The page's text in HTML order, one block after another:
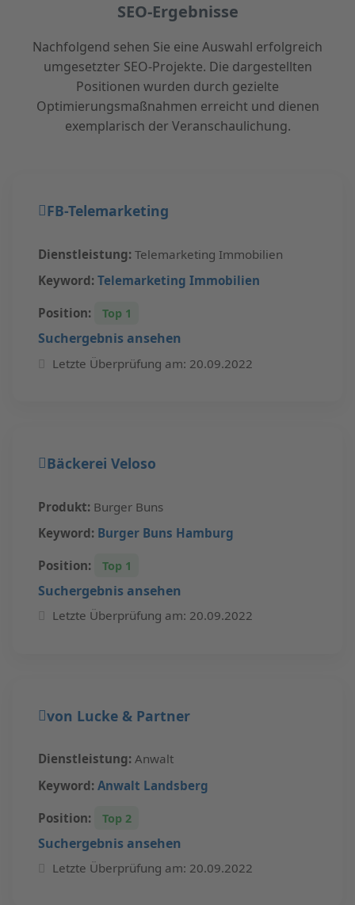
SEO-Ergebnisse
Nachfolgend sehen Sie eine Auswahl erfolgreich
umgesetzter SEO-Projekte. Die dargestellten
Positionen wurden durch gezielte
Optimierungsmaßnahmen erreicht und dienen
exemplarisch der Veranschaulichung.
FB-Telemarketing
Dienstleistung: Telemarketing Immobilien
Keyword: Telemarketing Immobilien
Position: Top 1
Suchergebnis ansehen
Letzte Überprüfung am: 20.09.2022
Bäckerei Veloso
Produkt: Burger Buns
Keyword: Burger Buns Hamburg
Position: Top 1
Suchergebnis ansehen
Letzte Überprüfung am: 20.09.2022
von Lucke & Partner
Dienstleistung: Anwalt
Keyword: Anwalt Landsberg
Position: Top 2
Suchergebnis ansehen
Letzte Überprüfung am: 20.09.2022